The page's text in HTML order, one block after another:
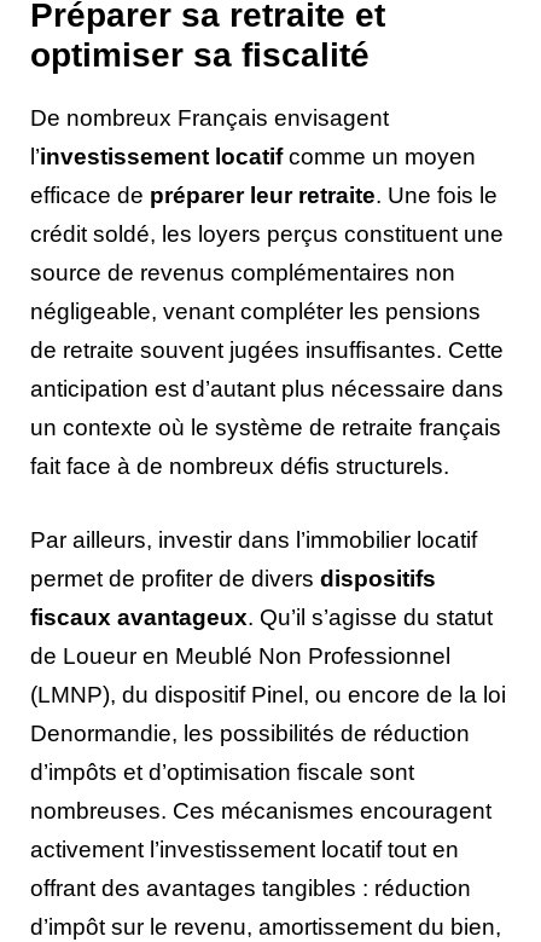
Préparer sa retraite et
optimiser sa fiscalité
De nombreux Français envisagent
l’investissement locatifcomme un moyen
efficace de préparer leur retraite. Une fois le
crédit soldé, les loyers perçus constituent une
source de revenus complémentaires non
négligeable, venant compléter les pensions
de retraite souvent jugées insuffisantes. Cette
anticipation est d’autant plus nécessaire dans
un contexte où le système de retraite français
fait face à de nombreux défis structurels.
Par ailleurs, investir dans l’immobilier locatif
permet de profiter de divers dispositifs
fiscaux avantageux. Qu’il s’agisse du statut
de Loueur en Meublé Non Professionnel
(LMNP), du dispositif Pinel, ou encore de la loi
Denormandie, les possibilités de réduction
d’impôts et d’optimisation fiscale sont
nombreuses. Ces mécanismes encouragent
activement l’investissement locatif tout en
offrant des avantages tangibles : réduction
d’impôt sur le revenu, amortissement du bien,